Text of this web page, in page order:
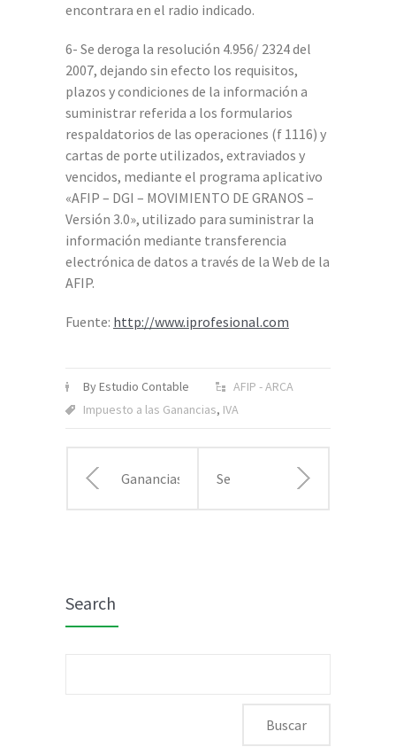
encontrara en el radio indicado.
6- Se deroga la resolución 4.956/ 2324 del
2007, dejando sin efecto los requisitos,
plazos y condiciones de la información a
suministrar referida a los formularios
respaldatorios de las operaciones (f 1116) y
cartas de porte utilizados, extraviados y
vencidos, mediante el programa aplicativo
«AFIP – DGI – MOVIMIENTO DE GRANOS –
Versión 3.0», utilizado para suministrar la
información mediante transferencia
electrónica de datos a través de la Web de la
AFIP.
Fuente: http://www.iprofesional.com
By Estudio Contable
AFIP - ARCA
Impuesto a las Ganancias, IVA
Ganancias: Se
Search